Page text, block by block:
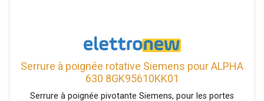
Serrure à poignée rotative Siemens pour ALPHA
630 8GK95610KK01
Serrure à poignée pivotante Siemens, pour les portes